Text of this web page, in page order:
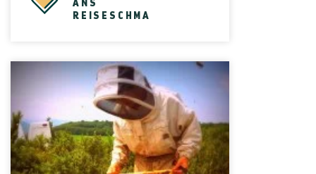
ANS
REISESCHMA